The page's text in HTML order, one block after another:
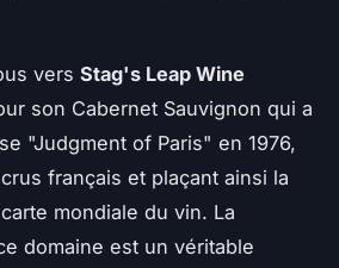
vers Stag's Leap Wine
son Cabernet Sauvignon qui a
"Judgment of Paris" en 1976,
français et plaçant ainsi la
mondiale du vin. La
domaine est un véritable